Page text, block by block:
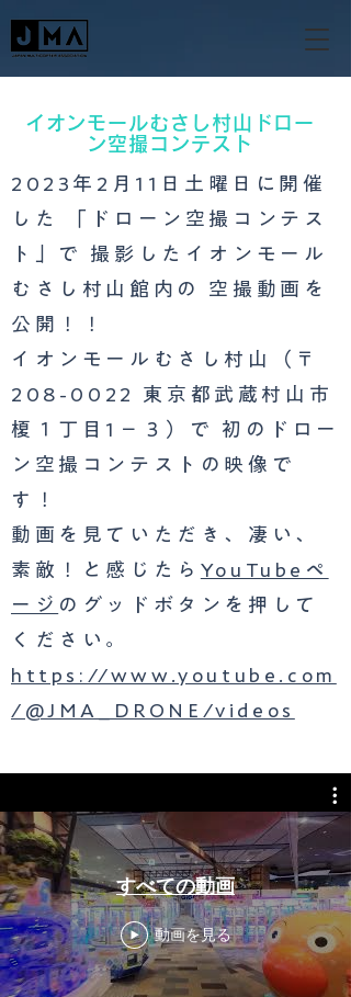
イオンモールむさし村山ドロー
ン空撮コンテスト
2023年2月11日土曜日に開催
した 「ドローン空撮コンテス
ト」で 撮影したイオンモール
むさし村山館内の 空撮動画を
公開！！
イオンモールむさし村山（〒
208-0022 東京都武蔵村山市
榎１丁目1−３）で 初のドロー
ン空撮コンテストの映像で
す！
動画を見ていただき、凄い、
素敵！と感じたら YouTubeペ
ージ のグッドボタンを押して
ください。
https://www.youtube.com
/@JMA_DRONE/videos
すべての動画
動画を見る